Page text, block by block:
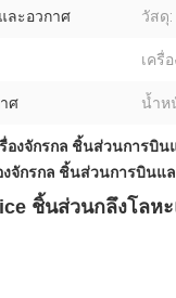
ละอวกาศ วัสดุ:
เครื่
ศ น้ำห
องจักรกล ชิ้นส่วนการบิน
งจักรกล ชิ้นส่วนการบินแ
ชิ้นส่วนกลึงโลห